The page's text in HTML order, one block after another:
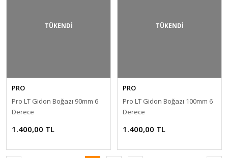
TÜKENDİ
PRO
Pro LT Gidon Boğazı 90mm 6
Derece
1.400,00 TL
TÜKENDİ
PRO
Pro LT Gidon Boğazı 100mm 6
Derece
1.400,00 TL